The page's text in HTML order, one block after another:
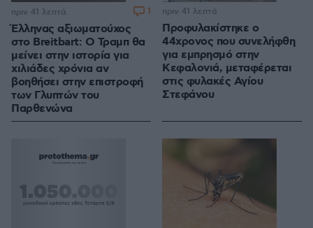
Έλληνας αξιωματούχος
στο Breitbart: Ο Τραμπ θα
μείνει στην ιστορία για
χιλιάδες χρόνια αν
βοηθήσει στην επιστροφή
των Γλυπτών του
Παρθενώνα
πριν 41 λεπτά 1
Προφυλακίστηκε ο
44χρονος που συνελήφθη
για εμπρησμό στην
Κεφαλονιά, μεταφέρεται
στις φυλακές Αγίου
Στεφάνου
πριν 41 λεπτά